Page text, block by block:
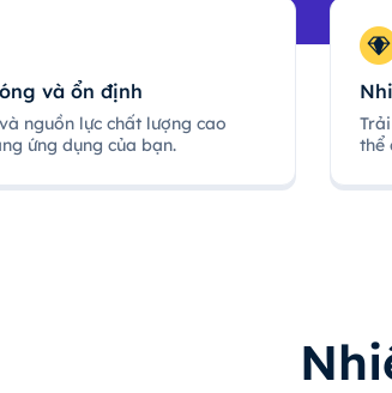
và ổn định
nguồn lực chất lượng cao
ứng dụng của bạn.
thể